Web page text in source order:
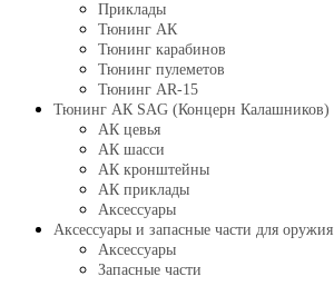
Приклады
Тюнинг АК
Тюнинг карабинов
Тюнинг пулеметов
Тюнинг AR-15
Тюнинг АК SAG (Концерн Калашников)
АК цевья
АК шасси
АК кронштейны
АК приклады
Аксессуары
Аксессуары и запасные части для оружия
Аксессуары
Запасные части